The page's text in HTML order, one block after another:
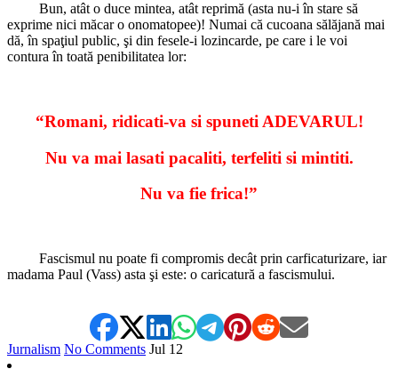
Bun, atât o duce mintea, atât reprimă (asta nu-i în stare să
exprime nici măcar o onomatopee)! Numai că cucoana sălăjană mai
dă, în spaţiul public, şi din fesele-i lozincarde, pe care i le voi
contura în toată penibilitatea lor:
“Romani, ridicati-va si spuneti ADEVARUL!
Nu va mai lasati pacaliti, terfeliti si mintiti.
Nu va fie frica!”
Fascismul nu poate fi compromis decât prin carficaturizare, iar
madama Paul (Vass) asta şi este: o caricatură a fascismului.
Jurnalism No Comments Jul 12